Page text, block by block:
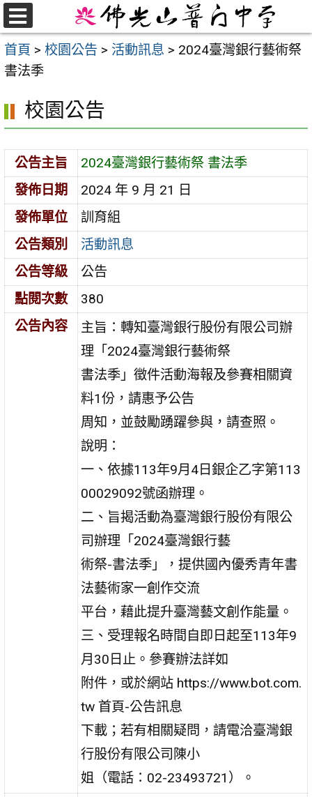
跳
至
主
要
首頁 > 校園公告 > 活動訊息 > 2024臺灣銀行藝術祭
書法季
校園公告
公告主旨
2024臺灣銀行藝術祭 書法季
發佈日期
2024 年 9 月 21 日
發佈單位
訓育組
公告類別
活動訊息
公告等級
公告
點閱次數
380
公告內容
主旨：轉知臺灣銀行股份有限公司辦
理「2024臺灣銀行藝術祭
書法季」徵件活動海報及參賽相關資
料1份，請惠予公告
周知，並鼓勵踴躍參與，請查照。
說明：
一、依據113年9月4日銀企乙字第113
00029092號函辦理。
二、旨揭活動為臺灣銀行股份有限公
司辦理「2024臺灣銀行藝
術祭-書法季」，提供國內優秀青年書
法藝術家一創作交流
平台，藉此提升臺灣藝文創作能量。
三、受理報名時間自即日起至113年9
月30日止。參賽辦法詳如
附件，或於網站 https://www.bot.com.
tw 首頁-公告訊息
下載；若有相關疑問，請電洽臺灣銀
行股份有限公司陳小
姐（電話：02-23493721）。
選
單